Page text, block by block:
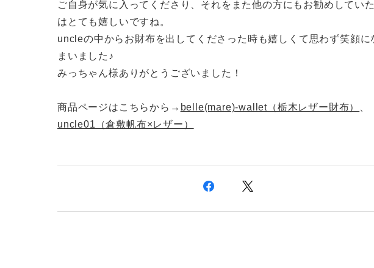
ご自身が気に入ってくださり、それをまた他の方にもお勧めしてい
はとても嬉しいですね。
uncleの中からお財布を出してくださった時も嬉しくて思わず笑顔に
まいました♪
みっちゃん様ありがとうございました！
商品ページはこちらから→ belle(mare)-wallet（栃木レザー財布）
uncle01（倉敷帆布×レザー）